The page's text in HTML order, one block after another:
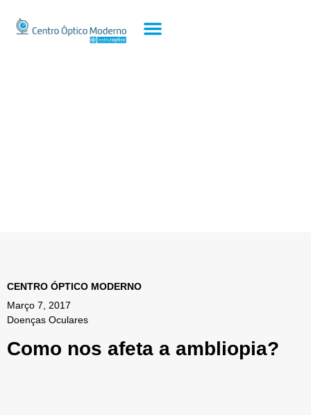
CENTRO ÓPTICO MODERNO
Março 7, 2017
Doenças Oculares
Como nos afeta a ambliopia?